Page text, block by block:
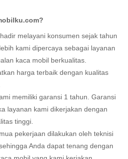
melayani konsumen sejak tahun
kami dipercaya sebagai layanan
kaca mobil berkualitas.
harga terbaik dengan kualitas
memiliki garansi 1 tahun. Garansi
layanan kami dikerjakan dengan
tinggi.
pekerjaan dilakukan oleh teknisi
Anda dapat tenang dengan